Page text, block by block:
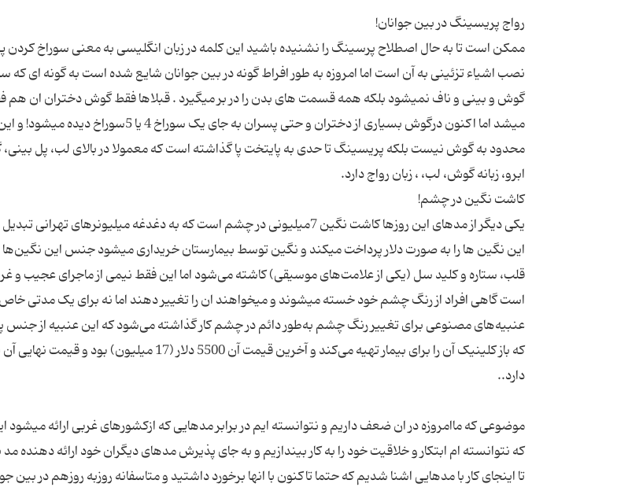
ممکن است تا به حال اصطلاح پرسینگ را نشنیده باشید این کلمه در زبان انگلیسی به معنی سوراخ
نصب اشیاء تزئینی به آن است اما امروزه به طور افراط گونه در بین جوانان شایع شده است به گونه ای که
گوش و بینی و ناف نمیشود بلکه همه قسمت های بدن را در بر میگیرد . قبلاها فقط گوش دختران ان هم
میشد اما اکنون درگوش بسیاری از دختران و حتی پسران به جای یک
محدود به گوش نیست بلکه پریسینگ تا حدی به پایتخت پا گذاشته است که معمولا در بالای لب، پل
یکی دیگر از مدهای این روزها کاشت نگین 7میلیونی در چشم است که به دغدغه میلیونرهای
قلب، ستاره و کلید سل (یکی از علامت‌های موسیقی) کاشته می‌شود اما این فقط نیمی از ماجرای عجیب
است گاهی افراد از رنگ چشم خود خسته میشوند و میخواهند ان را تغییر دهند اما نه برای یک مدتی
عنبیه‌های مصنوعی برای تغییر رنگ چشم به‌طور دائم در چشم کار گذاشته می‌شود که این عنبیه از جنس
که باز کلینیک آن را برای بیمار تهیه می‌کند و آخرین قیمت آن 5500
موضوعی که ماامروزه در ان ضعف داریم و نتوانسته ایم در برابر مدهایی که ازکشورهای غربی ارائه
تا اینجای کار با مدهایی اشنا شدیم که حتما تاکنون با انها برخورد داشتید و متاسفانه روزبه روزهم در